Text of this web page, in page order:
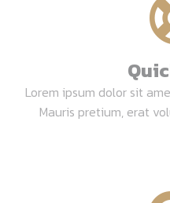
Lorem ipsum dolor sit
Mauris pretium, erat